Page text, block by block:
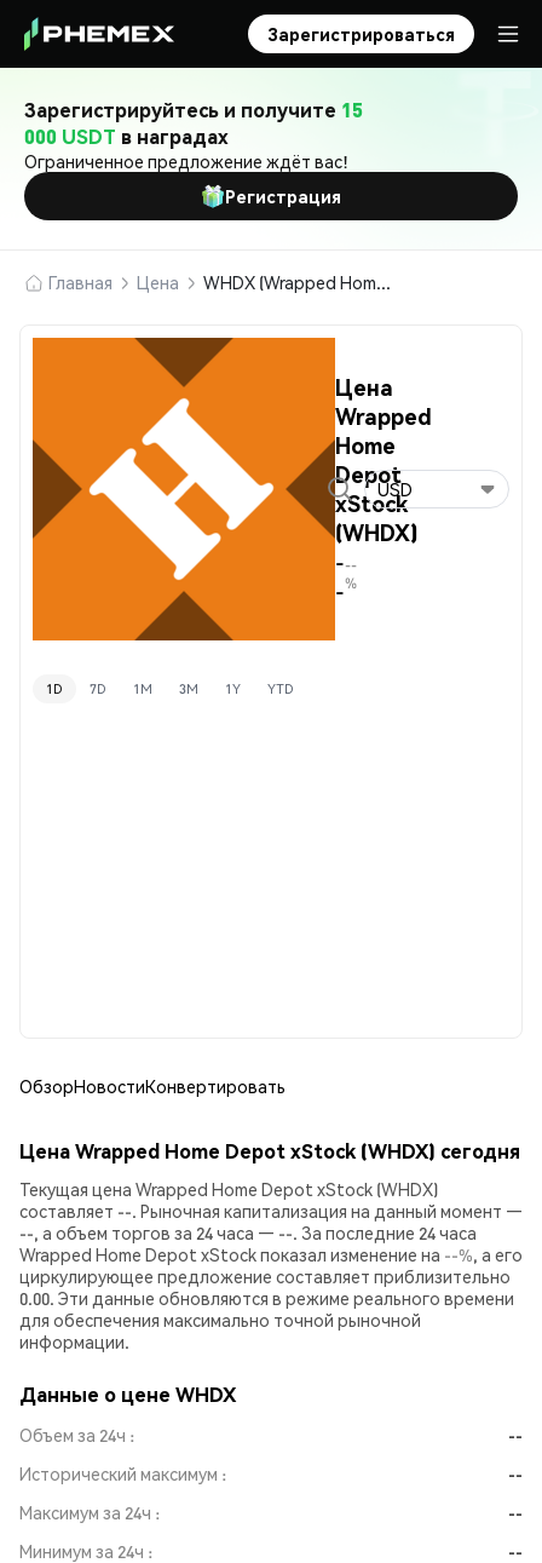
Зарегистрироваться
Зарегистрируйтесь и получите 15
000 USDT в наградах
Ограниченное предложение ждёт вас!
Регистрация
Главная Цена WHDX (Wrapped Home Depot xStock)
Цена
Wrapped
Home
Depot
xStock
(WHDX)
-
-
--
%
USD
1D 7D 1M 3M 1Y YTD
ОбзорНовостиКонвертировать
Цена Wrapped Home Depot xStock (WHDX) сегодня
Текущая цена Wrapped Home Depot xStock (WHDX)
составляет --. Рыночная капитализация на данный момент —
--, а объем торгов за 24 часа — --. За последние 24 часа
Wrapped Home Depot xStock показал изменение на --%, а его
циркулирующее предложение составляет приблизительно
0.00. Эти данные обновляются в режиме реального времени
для обеспечения максимально точной рыночной
информации.
Данные о цене WHDX
Объем за 24ч
--
Исторический максимум
--
Максимум за 24ч
--
Минимум за 24ч
--